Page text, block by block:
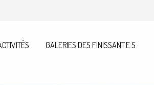
GALERIES DES FINISSANT.E.S